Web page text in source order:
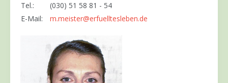
Tel.:
(030) 51 58 81 - 54
E-Mail:
m.meister@erfuelltesleben.de